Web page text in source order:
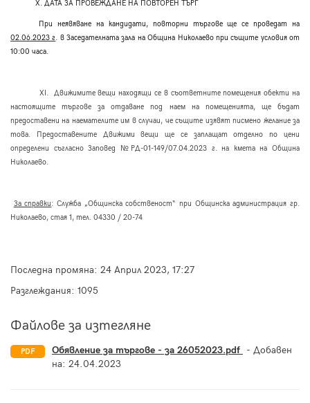
Х. ДАТА ЗА ПРОВЕЖДАНЕ НА ПОВТОРЕН ТЪРГ
При неявяване на кандидати, повторни търгове ще се проведат на
02.06.2023 г. в Заседателната зала на Община Николаево при същите условия от
10:00 часа.
ХІ. Движимите вещи находящи се в съответните помещения обекти на
настоящите търгове за отдаване под наем на помещенията, ще бъдат
предоставени на наемателите им в случаи, че същите изявят писмено желание за
това. Предоставените Движими вещи ще се заплащат отделно по цени
определени съгласно Заповед №РД-01-149/07.04.2023 г. на кмета на Община
Николаево.
За справки: Служба „Общинска собственост“ при Общинска администрация гр.
Николаево, стая 1, тел. 04330 / 20-74
Последна промяна: 24 Април 2023, 17:27
Разглеждания: 1095
Файлове за изтегляне
PDF Обявление за търгове - за 26052023.pdf - Добавен
на: 24.04.2023